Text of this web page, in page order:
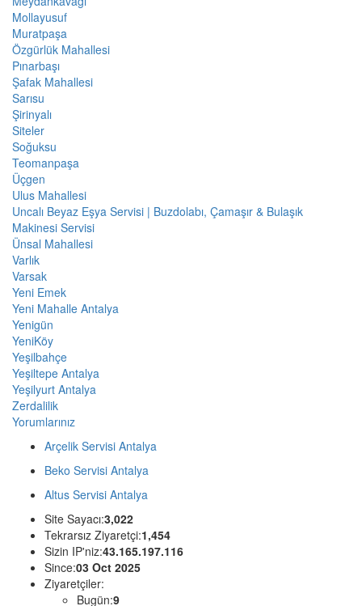
Mollayusuf
Muratpaşa
Özgürlük Mahallesi
Pınarbaşı
Şafak Mahallesi
Sarısu
Şirinyalı
Siteler
Soğuksu
Teomanpaşa
Üçgen
Ulus Mahallesi
Uncalı Beyaz Eşya Servisi | Buzdolabı, Çamaşır & Bulaşık
Makinesi Servisi
Ünsal Mahallesi
Varlık
Varsak
Yeni Emek
Yeni Mahalle Antalya
Yenigün
YeniKöy
Yeşilbahçe
Yeşiltepe Antalya
Yeşilyurt Antalya
Zerdalilik
Yorumlarınız
Arçelik Servisi Antalya
Beko Servisi Antalya
Altus Servisi Antalya
Site Sayacı:3,022
Tekrarsız Ziyaretçi:1,454
Sizin IP'niz:43.165.197.116
Since:03 Oct 2025
Ziyaretçiler:
Bugün:9